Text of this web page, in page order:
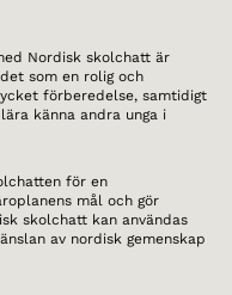
Nordisk skolchatt är
som en rolig och
förberedelse, samtidigt
känna andra unga i
för en
mål och gör
skolchatt kan användas
av nordisk gemenskap